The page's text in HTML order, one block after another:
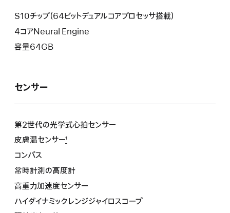
S10チップ（64ビットデュアルコアプロセッサ搭載）
4コアNeural Engine
容量64GB
センサー
第2世代の光学式心拍センサー
皮膚温センサー1
コンパス
常時計測の高度計
高重力加速度センサー
ハイダイナミックレンジジャイロスコープ